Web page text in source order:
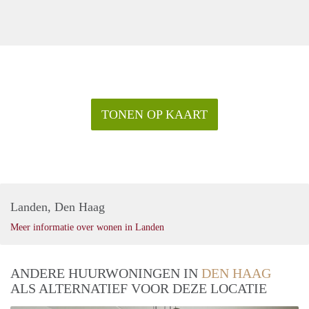
TONEN OP KAART
Landen, Den Haag
Meer informatie over wonen in Landen
ANDERE HUURWONINGEN IN DEN HAAG
ALS ALTERNATIEF VOOR DEZE LOCATIE